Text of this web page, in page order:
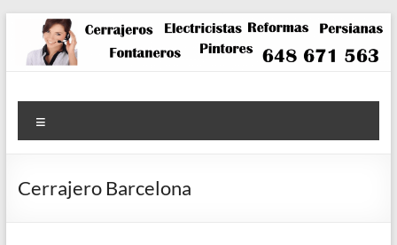
contenido
Cerrajero Barcelona